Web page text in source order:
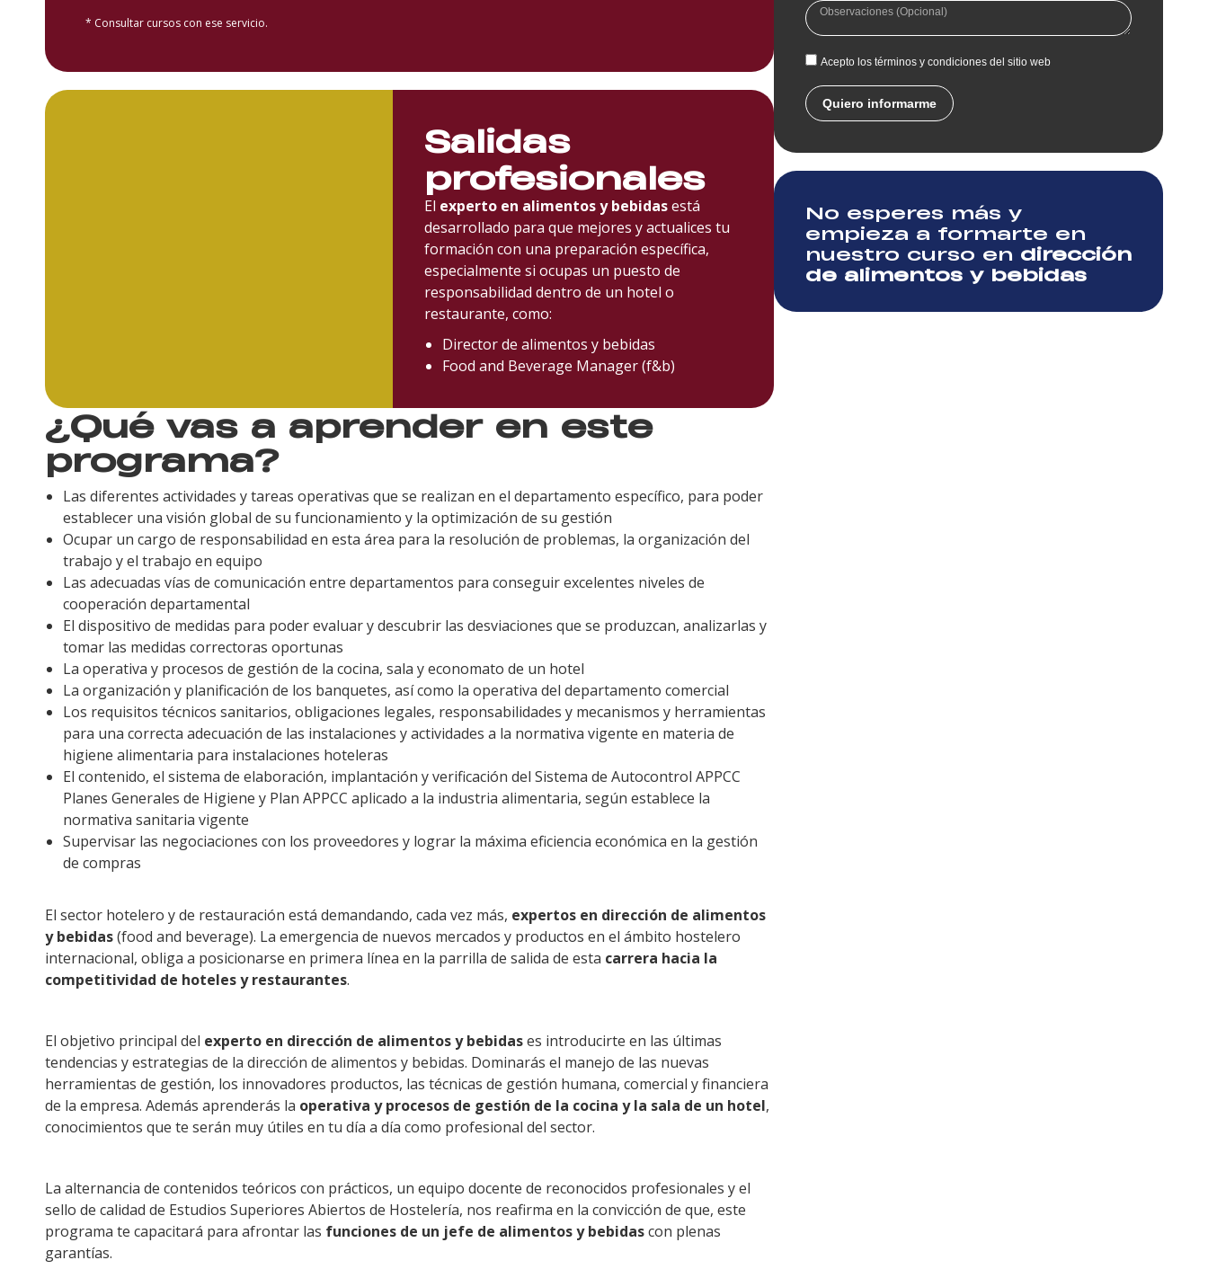
* Consultar cursos con ese servicio.
Salidas
profesionales
El experto en alimentos y bebidasestá
desarrollado para que mejores y actualices tu
formación con una preparación específica,
especialmente si ocupas un puesto de
responsabilidad dentro de un hotel o
restaurante, como:
Director de alimentos y bebidas
Food and Beverage Manager (f&b)
¿Qué vas a aprender en este
programa?
Las diferentes actividades y tareas operativas que se realizan en el departamento específico, para poder
establecer una visión global de su funcionamiento y la optimización de su gestión
Ocupar un cargo de responsabilidad en esta área para la resolución de problemas, la organización del
trabajo y el trabajo en equipo
Las adecuadas vías de comunicación entre departamentos para conseguir excelentes niveles de
cooperación departamental
El dispositivo de medidas para poder evaluar y descubrir las desviaciones que se produzcan, analizarlas y
tomar las medidas correctoras oportunas
La operativa y procesos de gestión de la cocina, sala y economato de un hotel
La organización y planificación de los banquetes, así como la operativa del departamento comercial
Los requisitos técnicos sanitarios, obligaciones legales, responsabilidades y mecanismos y herramientas
para una correcta adecuación de las instalaciones y actividades a la normativa vigente en materia de
higiene alimentaria para instalaciones hoteleras
El contenido, el sistema de elaboración, implantación y verificación del Sistema de Autocontrol APPCC
Planes Generales de Higiene y Plan APPCC aplicado a la industria alimentaria, según establece la
normativa sanitaria vigente
Supervisar las negociaciones con los proveedores y lograr la máxima eficiencia económica en la gestión
de compras
El sector hotelero y de restauración está demandando, cada vez más, expertos en dirección de alimentos
y bebidas(food and beverage). La emergencia de nuevos mercados y productos en el ámbito hostelero
internacional, obliga a posicionarse en primera línea en la parrilla de salida de esta carrera hacia la
competitividad de hoteles y restaurantes.
El objetivo principal del experto en dirección de alimentos y bebidases introducirte en las últimas
tendencias y estrategias de la dirección de alimentos y bebidas. Dominarás el manejo de las nuevas
herramientas de gestión, los innovadores productos, las técnicas de gestión humana, comercial y financiera
de la empresa. Además aprenderás la operativa y procesos de gestión de la cocina y la sala de un hotel,
conocimientos que te serán muy útiles en tu día a día como profesional del sector.
La alternancia de contenidos teóricos con prácticos, un equipo docente de reconocidos profesionales y el
sello de calidad de Estudios Superiores Abiertos de Hostelería, nos reafirma en la convicción de que, este
programa te capacitará para afrontar las funciones de un jefe de alimentos y bebidascon plenas
garantías.
Acepto los términos y condiciones del sitio web
Quiero informarme
No esperes más y
empieza a formarte en
nuestro curso en dirección
de alimentos y bebidas